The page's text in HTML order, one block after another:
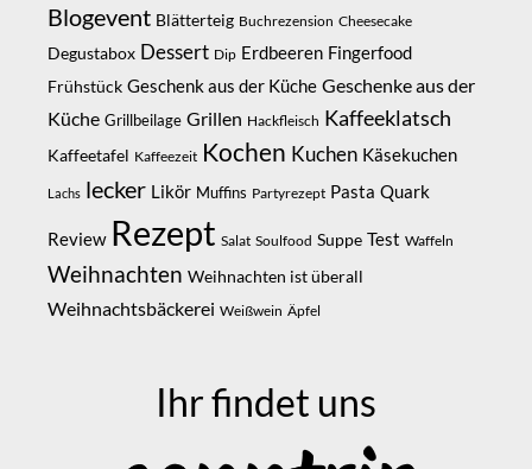
Blogevent Blätterteig Buchrezension Cheesecake
Degustabox Dessert Dip Erdbeeren Fingerfood
Frühstück Geschenk aus der Küche Geschenke aus der
Küche Grillbeilage Grillen Hackfleisch Kaffeeklatsch
Kaffeetafel Kaffeezeit Kochen Kuchen Käsekuchen
Lachs lecker Likör Muffins Partyrezept Pasta Quark
Review Rezept Salat Soulfood Suppe Test Waffeln
Weihnachten Weihnachten ist überall
Weihnachtsbäckerei Weißwein Äpfel
Ihr findet uns